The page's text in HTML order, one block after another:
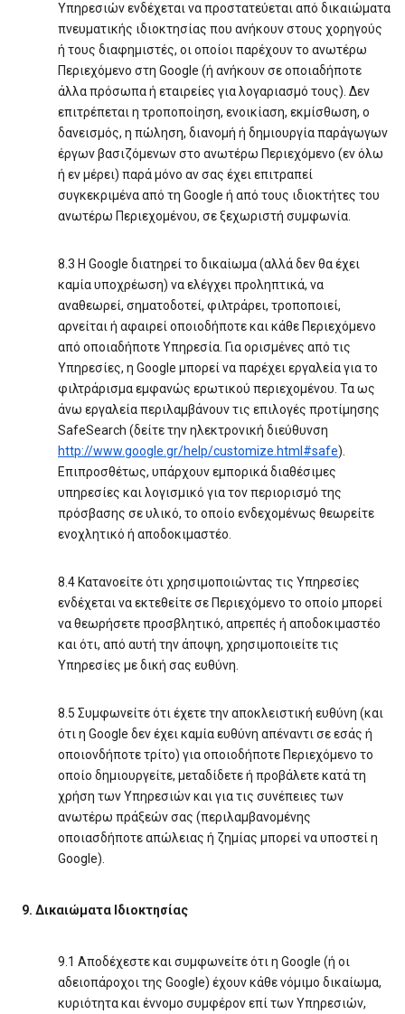
Υπηρεσιών ενδέχεται να προστατεύεται από δικαιώματα
πνευματικής ιδιοκτησίας που ανήκουν στους χορηγούς
ή τους διαφημιστές, οι οποίοι παρέχουν το ανωτέρω
Περιεχόμενο στη Google (ή ανήκουν σε οποιαδήποτε
άλλα πρόσωπα ή εταιρείες για λογαριασμό τους). Δεν
επιτρέπεται η τροποποίηση, ενοικίαση, εκμίσθωση, ο
δανεισμός, η πώληση, διανομή ή δημιουργία παράγωγων
έργων βασιζόμενων στο ανωτέρω Περιεχόμενο (εν όλω
ή εν μέρει) παρά μόνο αν σας έχει επιτραπεί
συγκεκριμένα από τη Google ή από τους ιδιοκτήτες του
ανωτέρω Περιεχομένου, σε ξεχωριστή συμφωνία.
8.3 Η Google διατηρεί το δικαίωμα (αλλά δεν θα έχει
καμία υποχρέωση) να ελέγχει προληπτικά, να
αναθεωρεί, σηματοδοτεί, φιλτράρει, τροποποιεί,
αρνείται ή αφαιρεί οποιοδήποτε και κάθε Περιεχόμενο
από οποιαδήποτε Υπηρεσία. Για ορισμένες από τις
Υπηρεσίες, η Google μπορεί να παρέχει εργαλεία για το
φιλτράρισμα εμφανώς ερωτικού περιεχομένου. Τα ως
άνω εργαλεία περιλαμβάνουν τις επιλογές προτίμησης
SafeSearch (δείτε την ηλεκτρονική διεύθυνση
http://www.google.gr/help/customize.html#safe).
Επιπροσθέτως, υπάρχουν εμπορικά διαθέσιμες
υπηρεσίες και λογισμικό για τον περιορισμό της
πρόσβασης σε υλικό, το οποίο ενδεχομένως θεωρείτε
ενοχλητικό ή αποδοκιμαστέο.
8.4 Κατανοείτε ότι χρησιμοποιώντας τις Υπηρεσίες
ενδέχεται να εκτεθείτε σε Περιεχόμενο το οποίο μπορεί
να θεωρήσετε προσβλητικό, απρεπές ή αποδοκιμαστέο
και ότι, από αυτή την άποψη, χρησιμοποιείτε τις
Υπηρεσίες με δική σας ευθύνη.
8.5 Συμφωνείτε ότι έχετε την αποκλειστική ευθύνη (και
ότι η Google δεν έχει καμία ευθύνη απέναντι σε εσάς ή
οποιονδήποτε τρίτο) για οποιοδήποτε Περιεχόμενο το
οποίο δημιουργείτε, μεταδίδετε ή προβάλετε κατά τη
χρήση των Υπηρεσιών και για τις συνέπειες των
ανωτέρω πράξεών σας (περιλαμβανομένης
οποιασδήποτε απώλειας ή ζημίας μπορεί να υποστεί η
Google).
9. Δικαιώματα Ιδιοκτησίας
9.1 Αποδέχεστε και συμφωνείτε ότι η Google (ή οι
αδειοπάροχοι της Google) έχουν κάθε νόμιμο δικαίωμα,
κυριότητα και έννομο συμφέρον επί των Υπηρεσιών,